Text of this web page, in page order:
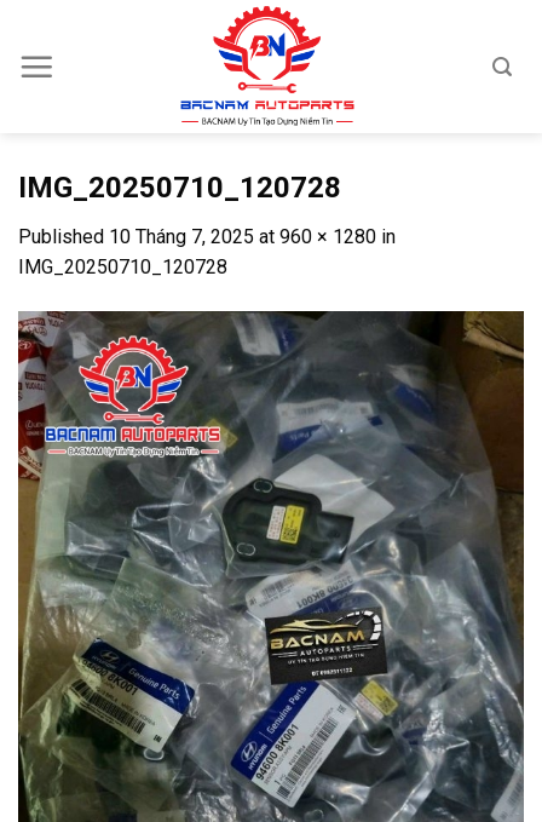
content
IMG_20250710_120728
Published 10 Tháng 7, 2025 at 960 × 1280 in
IMG_20250710_120728